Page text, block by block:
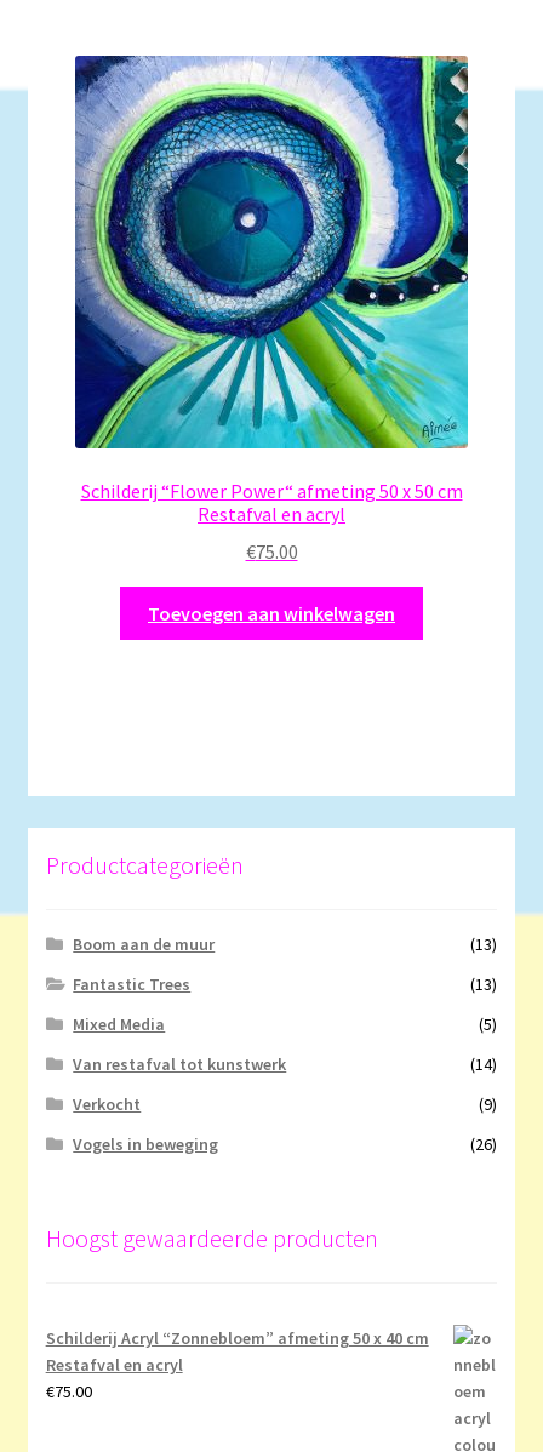
Schilderij “Flower Power“ afmeting 50 x 50 cm
Restafval en acryl
€75.00
Toevoegen aan winkelwagen
Productcategorieën
Boom aan de muur
(13)
Fantastic Trees
(13)
Mixed Media
(5)
Van restafval tot kunstwerk
(14)
Verkocht
(9)
Vogels in beweging
(26)
Hoogst gewaardeerde producten
Schilderij Acryl “Zonnebloem” afmeting 50 x 40 cm
Restafval en acryl
€75.00